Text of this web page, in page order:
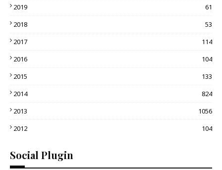
2019
61
2018
53
2017
114
2016
104
2015
133
2014
824
2013
1056
2012
104
Social Plugin